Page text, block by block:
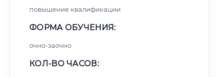
повышение квалификации
ФОРМА ОБУЧЕНИЯ:
очно-заочно
КОЛ-ВО ЧАСОВ: